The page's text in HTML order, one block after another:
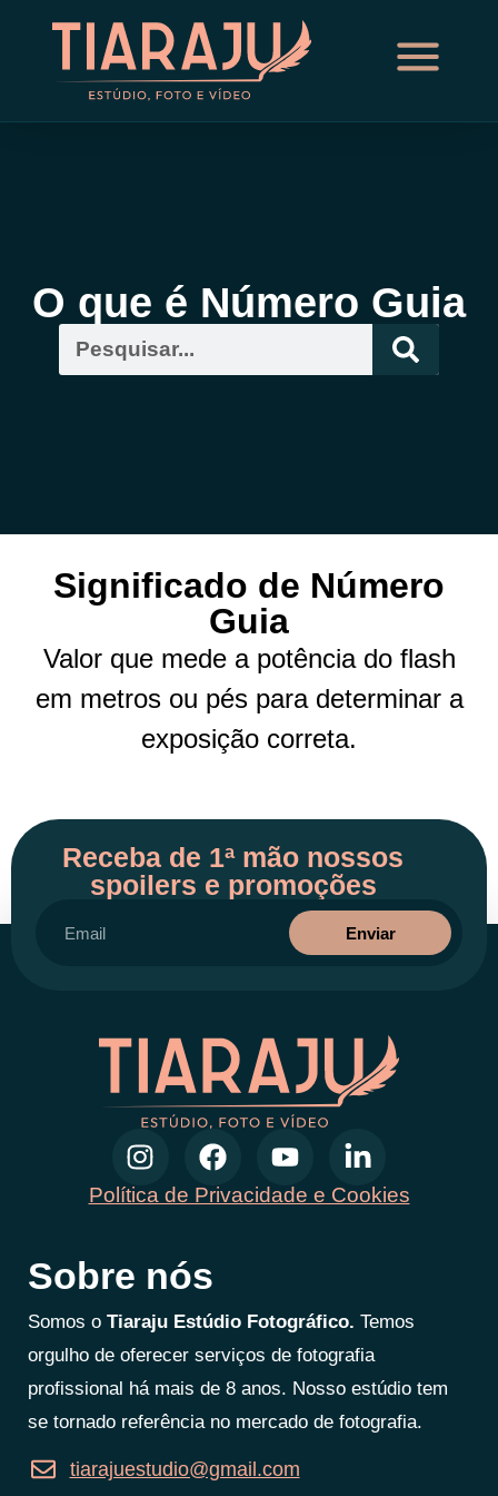
O que é Número Guia
Significado de Número
Guia
Valor que mede a potência do flash
em metros ou pés para determinar a
exposição correta.
Receba de 1ª mão nossos
spoilers e promoções
Enviar
Política de Privacidade e Cookies
Sobre nós
Somos o Tiaraju Estúdio Fotográfico. Temos
orgulho de oferecer serviços de fotografia
profissional há mais de 8 anos. Nosso estúdio tem
se tornado referência no mercado de fotografia.
tiarajuestudio@gmail.com